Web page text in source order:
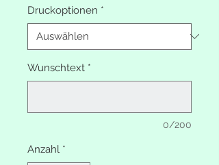
Druckoptionen *
Wunschtext *
0/200
Anzahl *